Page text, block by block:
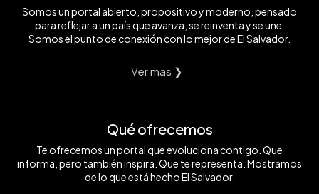
Somos un portal abierto, propositivo y moderno, pensado
para reflejar a un país que avanza, se reinventa y se une.
Somos el punto de conexión con lo mejor de El Salvador.
Ver mas ❯
Qué ofrecemos
Te ofrecemos un portal que evoluciona contigo. Que
informa, pero también inspira. Que te representa. Mostramos
de lo que está hecho El Salvador.